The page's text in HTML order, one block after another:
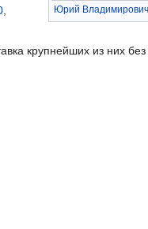
Юрий
крупнейших из них